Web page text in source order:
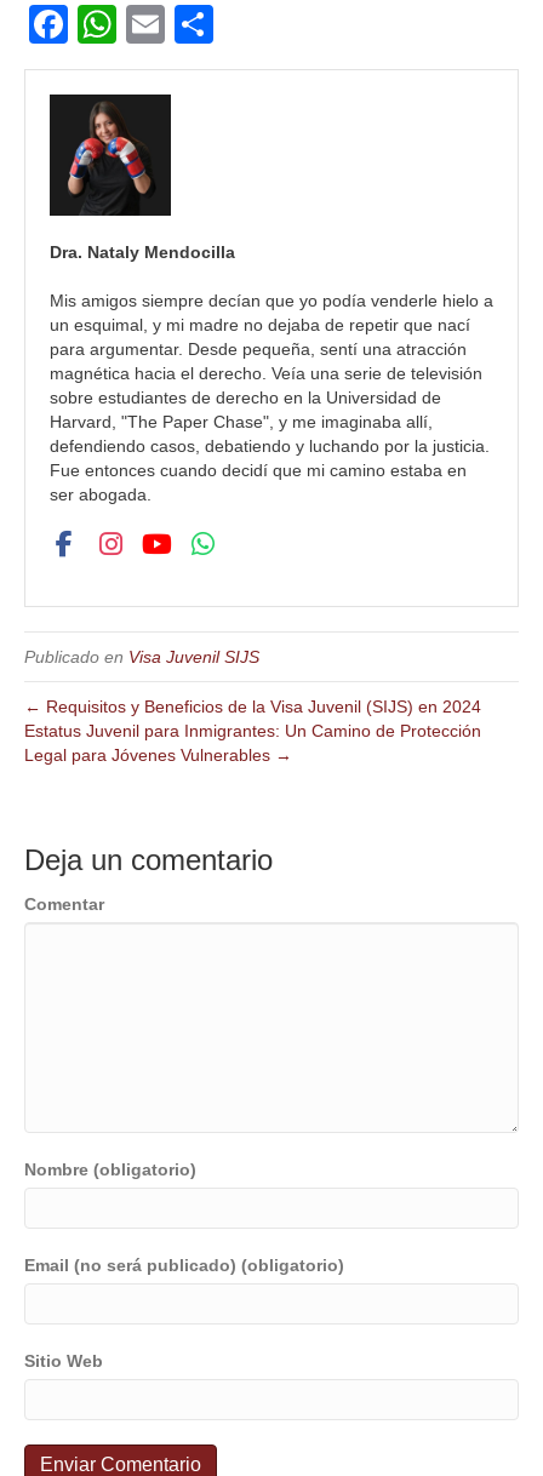
F
a
c
e
b
o
o
k
W
h
at
s
A
p
p
E
m
ail
o
Dra. Nataly Mendocilla
Mis amigos siempre decían que yo podía venderle hielo a
un esquimal, y mi madre no dejaba de repetir que nací
para argumentar. Desde pequeña, sentí una atracción
magnética hacia el derecho. Veía una serie de televisión
sobre estudiantes de derecho en la Universidad de
Harvard, "The Paper Chase", y me imaginaba allí,
defendiendo casos, debatiendo y luchando por la justicia.
Fue entonces cuando decidí que mi camino estaba en
ser abogada.
Publicado en Visa Juvenil SIJS
← Requisitos y Beneficios de la Visa Juvenil (SIJS) en 2024
Estatus Juvenil para Inmigrantes: Un Camino de Protección
Legal para Jóvenes Vulnerables →
Deja un comentario
Comentar
Nombre (obligatorio)
Email (no será publicado) (obligatorio)
Sitio Web